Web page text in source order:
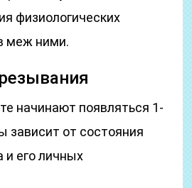
физиологических
меж ними.
начинают появляться 1-
зависит от состояния
его личных